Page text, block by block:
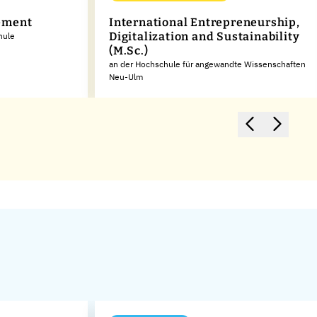
In­ter­na­tio­nal En­tre­pre­neurship,
Di­gi­ta­liza­t­i­on and Sustaina­bi­li­ty
(M.Sc.)
an der Hochschule für angewandte Wissenschaften
Neu-Ulm